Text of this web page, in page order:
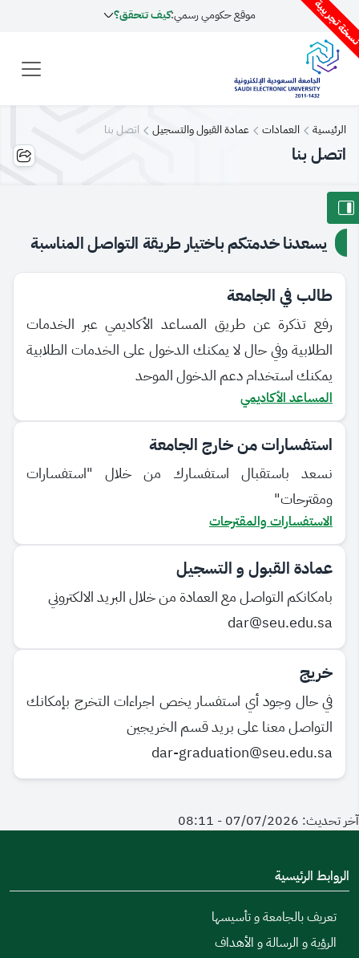
تجريبية موقع حكومي رسمي:كيف تتحقق؟
الرئيسية العمادات عمادة القبول والتسجيل اتصل بنا
اتصل بنا
يسعدنا خدمتكم باختيار طريقة التواصل المناسبة
طالب في الجامعة
رفع تذكرة عن طريق المساعد الأكاديمي عبر الخدمات
الطلابية وفي حال لا يمكنك الدخول على الخدمات الطلابية
يمكنك استخدام دعم الدخول الموحد
المساعد الأكاديمي
استفسارات من خارج الجامعة
نسعد باستقبال استفسارك من خلال "استفسارات
ومقترحات"
الاستفسارات والمقترحات
عمادة القبول و التسجيل
بامكانكم التواصل مع العمادة من خلال البريد الالكتروني
dar@seu.edu.sa
خريج
في حال وجود أي استفسار يخص اجراءات التخرج بإمكانك
التواصل معنا على بريد قسم الخريجين
dar-graduation@seu.edu.sa
آخر تحديث: 07/07/2026 - 08:11
الروابط الرئيسية
تعريف بالجامعة و تأسيسها
الرؤية و الرسالة و الأهداف